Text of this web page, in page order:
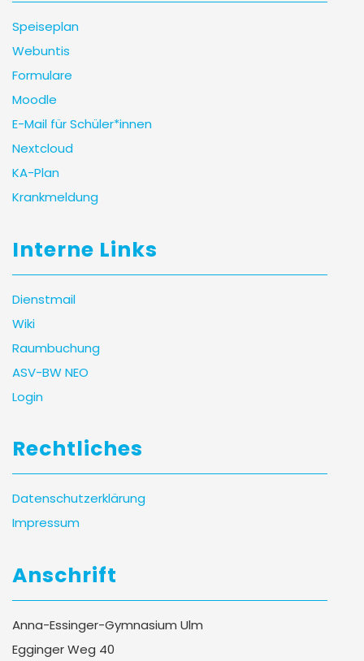
Speiseplan
Webuntis
Formulare
Moodle
E-Mail für Schüler*innen
Nextcloud
KA-Plan
Krankmeldung
Interne Links
Dienstmail
Wiki
Raumbuchung
ASV-BW NEO
Login
Rechtliches
Datenschutzerklärung
Impressum
Anschrift
Anna-Essinger-Gymnasium Ulm
Egginger Weg 40